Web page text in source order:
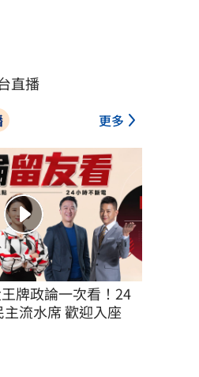
直播
更多
牌政論一次看！24
流水席 歡迎入座